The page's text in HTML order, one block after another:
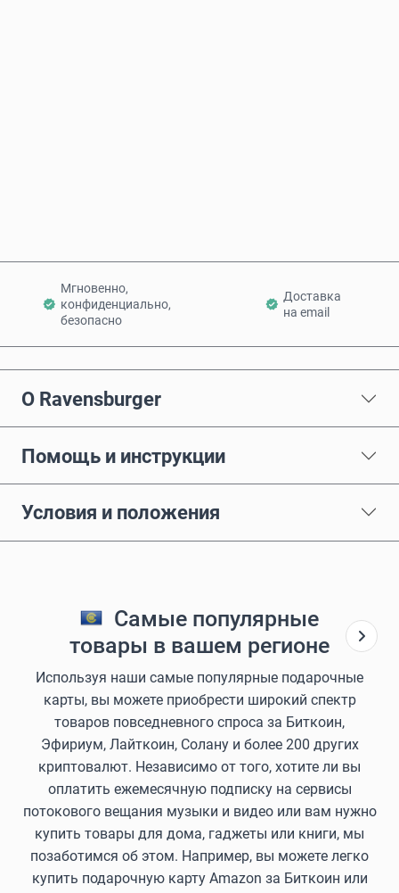
Мгновенно,
конфиденциально,
безопасно
Доставка
на email
О Ravensburger
Помощь и инструкции
Условия и положения
Самые популярные
товары в вашем регионе
Используя наши самые популярные подарочные
карты, вы можете приобрести широкий спектр
товаров повседневного спроса за Биткоин,
Эфириум, Лайткоин, Солану и более 200 других
криптовалют. Независимо от того, хотите ли вы
оплатить ежемесячную подписку на сервисы
потокового вещания музыки и видео или вам нужно
купить товары для дома, гаджеты или книги, мы
позаботимся об этом. Например, вы можете легко
купить подарочную карту Amazon за Биткоин или